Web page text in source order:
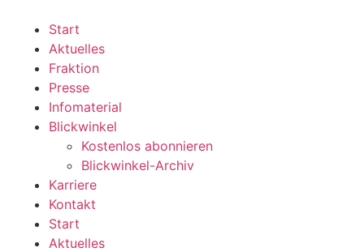
wechseln
Start
Aktuelles
Fraktion
Presse
Infomaterial
Blickwinkel
Kostenlos abonnieren
Blickwinkel-Archiv
Karriere
Kontakt
Start
Aktuelles